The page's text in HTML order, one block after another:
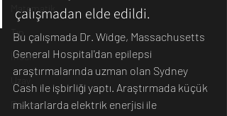
Matematik
Tıp
İnsan
Resim
çalışmadan elde edildi.
Bu çalışmada Dr. Widge, Massachusetts
General Hospital'dan epilepsi
araştırmalarında uzman olan Sydney
Cash ile işbirliği yaptı. Araştırmada küçük
miktarlarda elektrik enerjisi ile